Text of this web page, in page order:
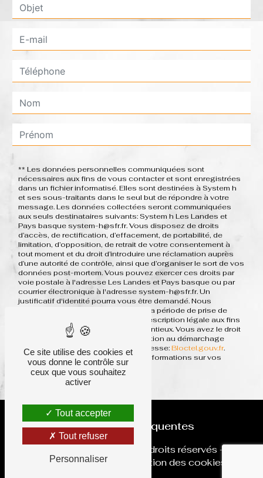
** Les données personnelles communiquées sont
nécessaires aux fins de vous contacter et sont enregistrées
dans un fichier informatisé. Elles sont destinées à System h
et ses sous-traitants dans le seul but de répondre à votre
message. Les données collectées seront communiquées
aux seuls destinataires suivants: System h Les Landes et
Pays basque system-h@sfr.fr. Vous disposez de droits
d’accès, de rectification, d’effacement, de portabilité, de
limitation, d’opposition, de retrait de votre consentement à
tout moment et du droit d’introduire une réclamation auprès
d’une autorité de contrôle, ainsi que d’organiser le sort de vos
données post-mortem. Vous pouvez exercer ces droits par
voie postale à l'adresse Les Landes et Pays basque ou par
courrier électronique à l'adresse system-h@sfr.fr. Un
justificatif d'identité pourra vous être demandé. Nous
conservons vos données pendant la période de prise de
contact puis pendant la durée de prescription légale aux fins
probatoires et de gestion des contentieux. Vous avez le droit
de vous inscrire sur la liste d'opposition au démarchage
téléphonique, disponible à cette adresse:Bloctel.gouv.fr.
Consultez le site cnil.fr pour plus d’informations sur vos
droits.
Recherches fréquentes
- 2026 - Tous droits réservés -
Mentions légales
Gestion des cookies
Ce site utilise des cookies et
vous donne le contrôle sur
ceux que vous souhaitez
activer
Tout accepter
Tout refuser
Personnaliser